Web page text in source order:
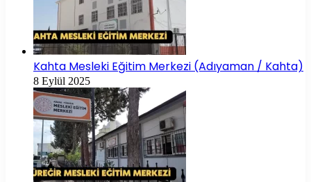
Kahta Mesleki Eğitim Merkezi (Adıyaman / Kahta)
8 Eylül 2025